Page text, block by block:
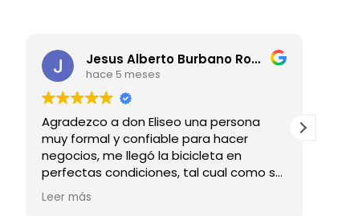
Jesus Alberto Burbano Rodriguez
hace 5 meses
Agradezco a don Eliseo una persona
muy formal y confiable para hacer
negocios, me llegó la bicicleta en
perfectas condiciones, tal cual como se
ve en las fotos. Totalmente
recomendados.
Leer más